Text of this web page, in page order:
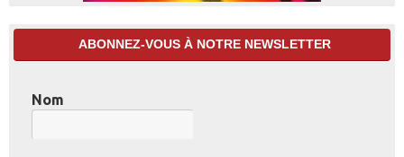
ABONNEZ-VOUS À NOTRE NEWSLETTER
Nom